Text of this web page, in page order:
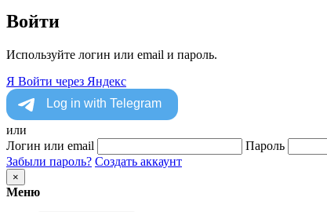
Войти
Используйте логин или email и пароль.
Я Войти через Яндекс
или
Логин или email
Пароль
Забыли пароль? Создать аккаунт
×
Меню